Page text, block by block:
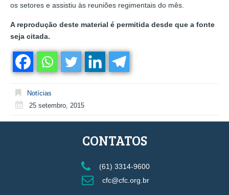
os setores e assistiu às reuniões regimentais do mês.
A reprodução deste material é permitida desde que a fonte
seja citada.
Notícias
25 setembro, 2015
CONTATOS
(61) 3314-9600
cfc@cfc.org.br